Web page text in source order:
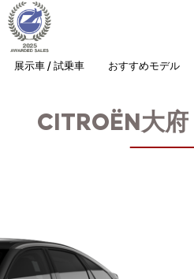
展示車 / 試乗車 おすすめモデル
CITROËN大府